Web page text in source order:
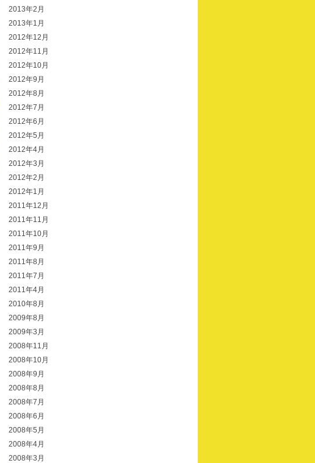
2013年2月
2013年1月
2012年12月
2012年11月
2012年10月
2012年9月
2012年8月
2012年7月
2012年6月
2012年5月
2012年4月
2012年3月
2012年2月
2012年1月
2011年12月
2011年11月
2011年10月
2011年9月
2011年8月
2011年7月
2011年4月
2010年8月
2009年8月
2009年3月
2008年11月
2008年10月
2008年9月
2008年8月
2008年7月
2008年6月
2008年5月
2008年4月
2008年3月